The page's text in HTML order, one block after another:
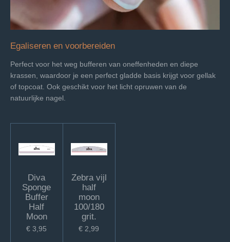
Egaliseren en voorbereiden
Perfect voor het weg bufferen van oneffenheden en diepe
krassen, waardoor je een perfect gladde basis krijgt voor gellak
of topcoat. Ook geschikt voor het licht opruwen van de
natuurlijke nagel.
Diva
Sponge
Buffer
Half
Moon
€ 3,95
Zebra vijl
half
moon
100/180
grit.
€ 2,99